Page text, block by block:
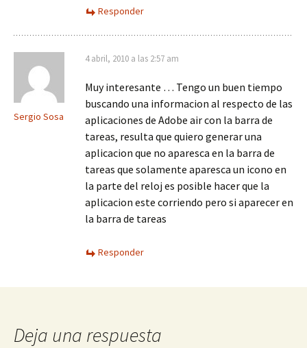
Responder
Sergio Sosa
4 abril, 2010 a las 2:57 am
Muy interesante … Tengo un buen tiempo
buscando una informacion al respecto de las
aplicaciones de Adobe air con la barra de
tareas, resulta que quiero generar una
aplicacion que no aparesca en la barra de
tareas que solamente aparesca un icono en
la parte del reloj es posible hacer que la
aplicacion este corriendo pero si aparecer en
la barra de tareas
Responder
Deja una respuesta